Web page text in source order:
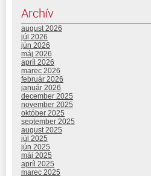
Archív
august 2026
júl 2026
jún 2026
máj 2026
apríl 2026
marec 2026
február 2026
január 2026
december 2025
november 2025
október 2025
september 2025
august 2025
júl 2025
jún 2025
máj 2025
apríl 2025
marec 2025